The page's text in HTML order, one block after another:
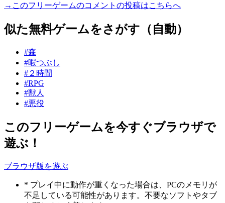
→このフリーゲームのコメントの投稿はこちらへ
似た無料ゲームをさがす（自動）
#森
#暇つぶし
#２時間
#RPG
#獣人
#悪役
このフリーゲームを今すぐブラウザで
遊ぶ！
ブラウザ版を遊ぶ
* プレイ中に動作が重くなった場合は、PCのメモリが
不足している可能性があります。不要なソフトやタブ